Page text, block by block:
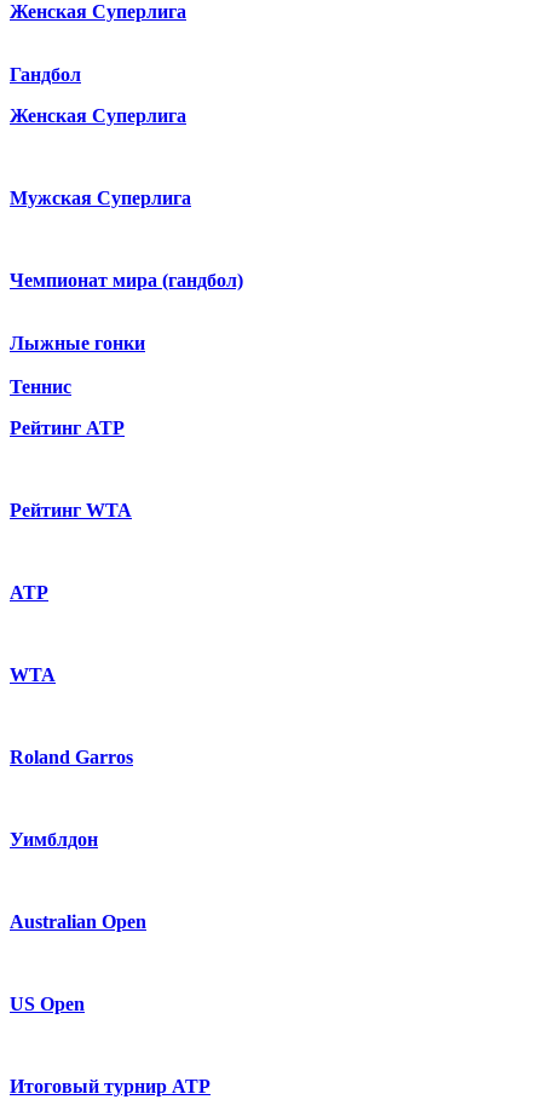
Женская Суперлига
Гандбол
Женская Суперлига
Мужская Суперлига
Чемпионат мира (гандбол)
Лыжные гонки
Теннис
Рейтинг ATP
Рейтинг WTA
ATP
WTA
Roland Garros
Уимблдон
Australian Open
US Open
Итоговый турнир ATP